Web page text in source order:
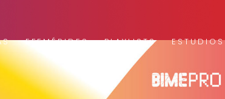
EFEMÉRIDES PLAYLISTS ESTUDIOS